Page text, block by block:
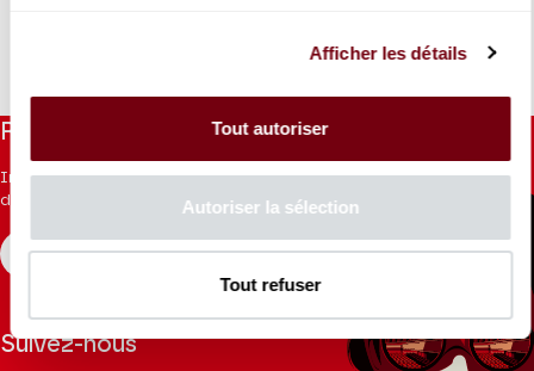
Afficher les détails
Tout autoriser
Autoriser la sélection
Tout refuser
Restez informés
Inscrivez-vous à la newsletter pour recevoir les informations
du Théâtre.
S'INSCRIRE
Suivez-nous